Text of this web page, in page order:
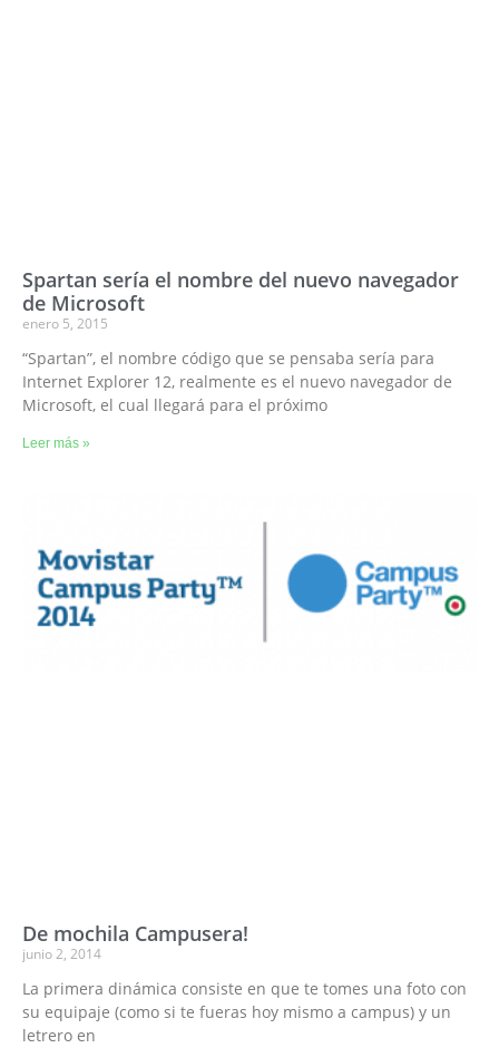
Spartan sería el nombre del nuevo navegador
de Microsoft
enero 5, 2015
“Spartan”, el nombre código que se pensaba sería para
Internet Explorer 12, realmente es el nuevo navegador de
Microsoft, el cual llegará para el próximo
Leer más »
De mochila Campusera!
junio 2, 2014
La primera dinámica consiste en que te tomes una foto con
su equipaje (como si te fueras hoy mismo a campus) y un
letrero en